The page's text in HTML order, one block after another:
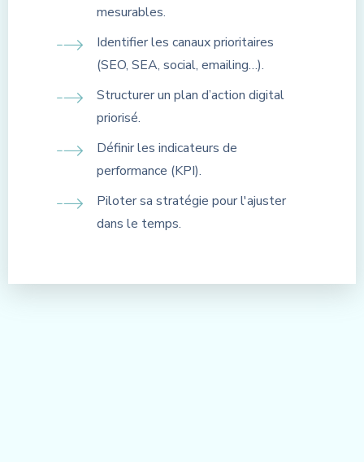
mesurables.
Identifier les canaux prioritaires
(SEO, SEA, social, emailing…).
Structurer un plan d’action digital
priorisé.
Définir les indicateurs de
performance (KPI).
Piloter sa stratégie pour l'ajuster
dans le temps.